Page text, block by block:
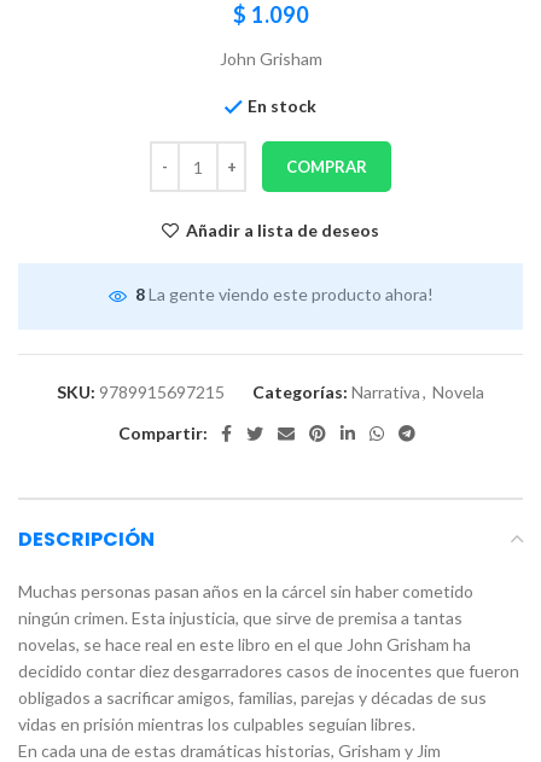
$ 1.090
John Grisham
En stock
COMPRAR
Añadir a lista de deseos
8 La gente viendo este producto ahora!
SKU: 9789915697215 Categorías: Narrativa, Novela
Compartir:
DESCRIPCIÓN
Muchas personas pasan años en la cárcel sin haber cometido
ningún crimen. Esta injusticia, que sirve de premisa a tantas
novelas, se hace real en este libro en el que John Grisham ha
decidido contar diez desgarradores casos de inocentes que fueron
obligados a sacrificar amigos, familias, parejas y décadas de sus
vidas en prisión mientras los culpables seguían libres.
En cada una de estas dramáticas historias, Grisham y Jim